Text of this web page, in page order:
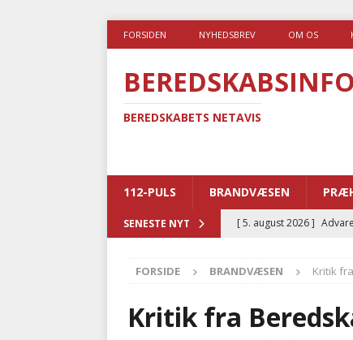
FORSIDEN NYHEDSBREV OM OS
BEREDSKABSINFO
BEREDSKABETS NETAVIS
112-PULS BRANDVÆSEN
SENESTE NYT [ 5. august 2026 ]
[ 5. august 2026 ] Ny
[ 4. august 2026 ]
FORSIDE BRANDVÆSEN Kritik
Kritik fra